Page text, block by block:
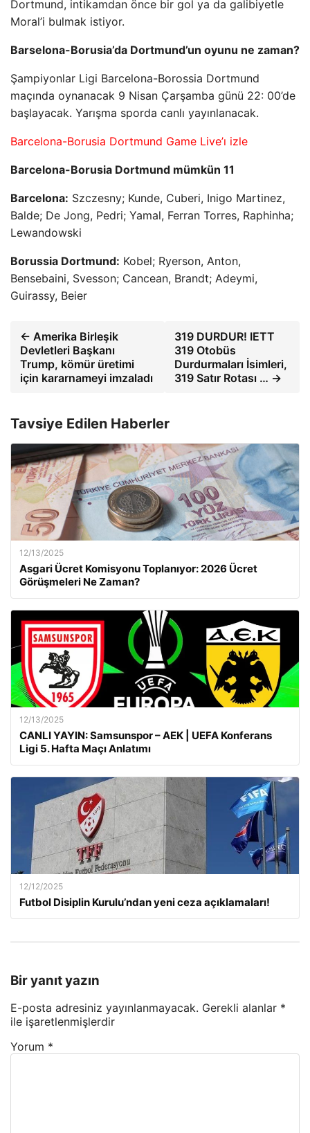
Dortmund, intikamdan önce bir gol ya da galibiyetle
Moral’i bulmak istiyor.
Barselona-Borusia’da Dortmund’un oyunu ne zaman?
Şampiyonlar Ligi Barcelona-Borossia Dortmund
maçında oynanacak 9 Nisan Çarşamba günü 22: 00’de
başlayacak. Yarışma sporda canlı yayınlanacak.
Barcelona-Borusia Dortmund Game Live’ı izle
Barcelona-Borusia Dortmund mümkün 11
Barcelona: Szczesny; Kunde, Cuberi, Inigo Martinez,
Balde; De Jong, Pedri; Yamal, Ferran Torres, Raphinha;
Lewandowski
Borussia Dortmund: Kobel; Ryerson, Anton,
Bensebaini, Svesson; Cancean, Brandt; Adeymi,
Guirassy, ​​Beier
← Amerika Birleşik
Devletleri Başkanı
Trump, kömür üretimi
için kararnameyi imzaladı
319 DURDUR! IETT
319 Otobüs
Durdurmaları İsimleri,
319 Satır Rotası … →
Tavsiye Edilen Haberler
12/13/2025
Asgari Ücret Komisyonu Toplanıyor: 2026 Ücret
Görüşmeleri Ne Zaman?
12/13/2025
CANLI YAYIN: Samsunspor – AEK | UEFA Konferans
Ligi 5. Hafta Maçı Anlatımı
12/12/2025
Futbol Disiplin Kurulu’ndan yeni ceza açıklamaları!
Bir yanıt yazın
E-posta adresiniz yayınlanmayacak. Gerekli alanlar *
ile işaretlenmişlerdir
Yorum *